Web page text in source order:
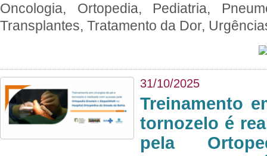
Oncologia, Ortopedia, Pediatria,
Transplantes, Tratamento da Dor,
31/10/2025
Treinamento
tornozelo é
pela